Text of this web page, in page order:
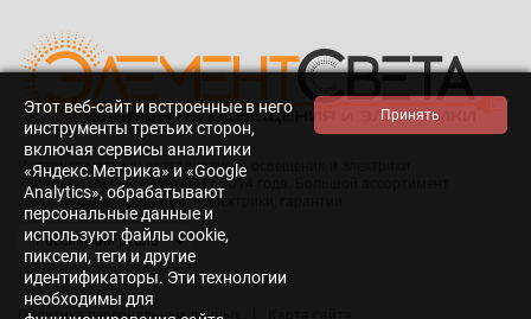
Интернет-магазин светодиодного освещения и электрики
«Элемент света». Работаем с 2014 года. Большой ассортимент
светодиодной продукции и электрики, гарантии.
Политика персональных данных
Этот веб-сайт и встроенные в него
инструменты третьих сторон,
включая сервисы аналитики
«Яндекс.Метрика» и «Google
Analytics», обрабатывают
персональные данные и
используют файлы cookie,
пиксели, теги и другие
идентификаторы. Эти технологии
необходимы для